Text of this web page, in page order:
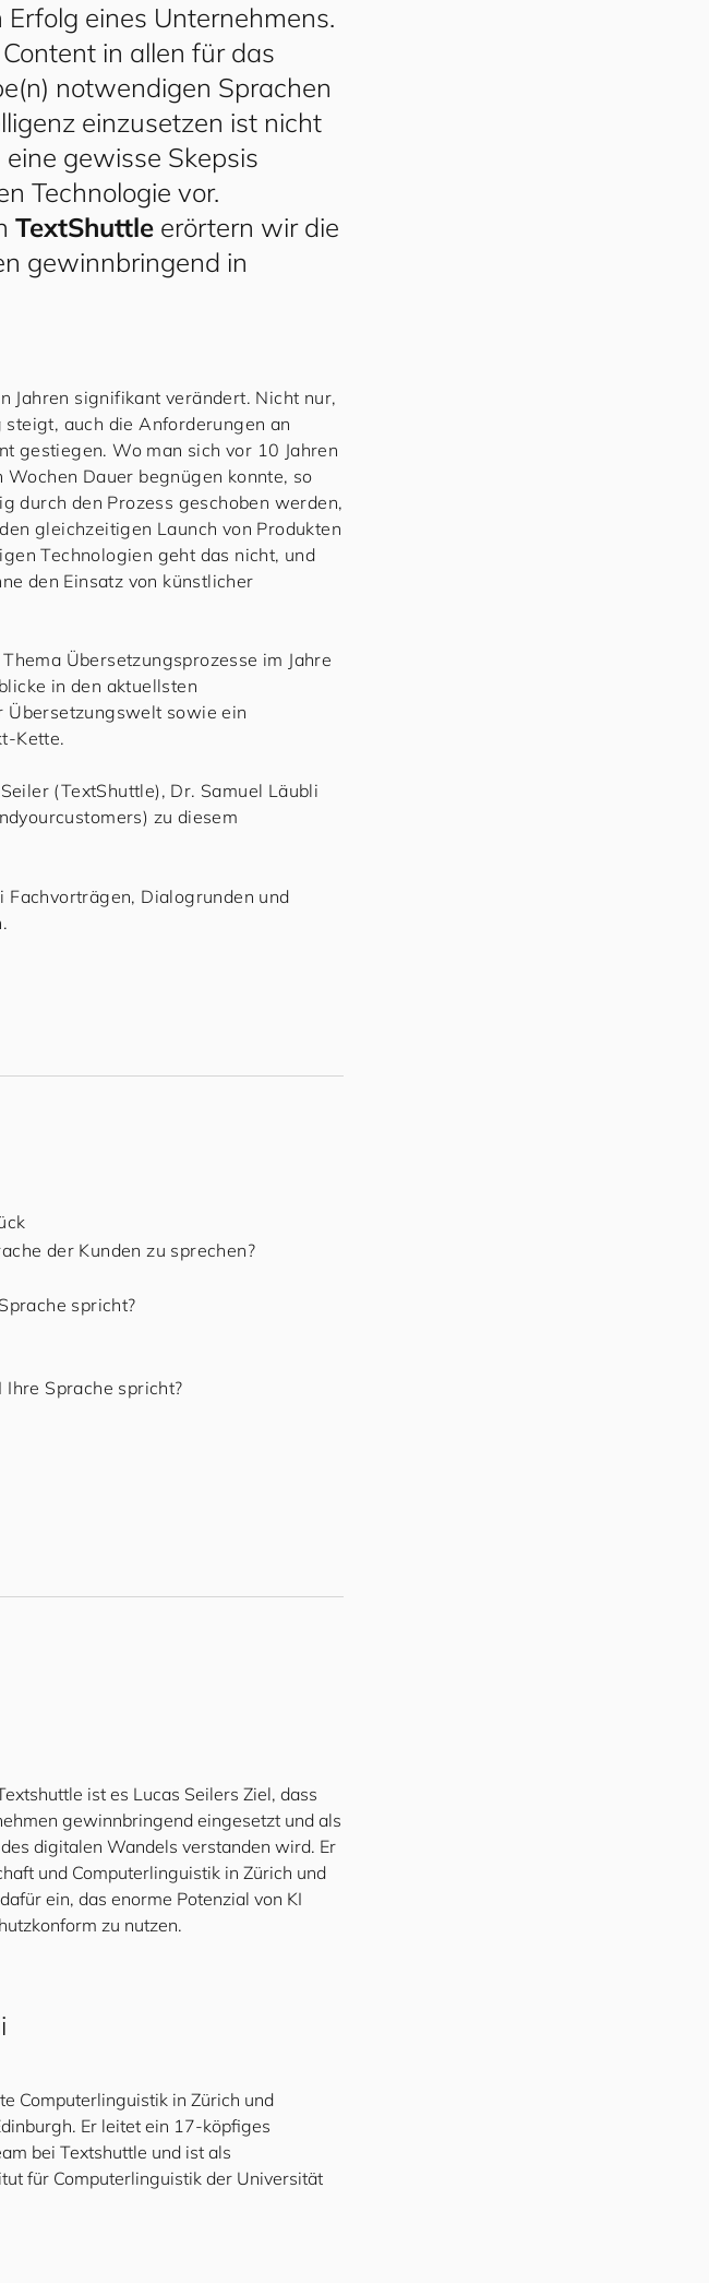
eines Unternehmens.
in allen für das
notwendigen Sprachen
einzusetzen ist nicht
gewisse Skepsis
Technologie vor.
TextShuttleerörtern wir die
gewinnbringend in
Jahren signifikant verändert. Nicht nur,
auch die Anforderungen an
gestiegen. Wo man sich vor 10 Jahren
Dauer begnügen konnte, so
durch den Prozess geschoben werden,
gleichzeitigen Launch von Produkten
Technologien geht das nicht, und
den Einsatz von künstlicher
Übersetzungsprozesse im Jahre
in den aktuellsten
Übersetzungswelt sowie ein
Kette.
(TextShuttle), Dr. Samuel Läubli
yourcustomers) zu diesem
Fachvorträgen, Dialogrunden und
der Kunden zu sprechen?
spricht?
Sprache spricht?
ist es Lucas Seilers Ziel, dass
gewinnbringend eingesetzt und als
digitalen Wandels verstanden wird. Er
und Computerlinguistik in Zürich und
ein, das enorme Potenzial von KI
zu nutzen.
Computerlinguistik in Zürich und
Er leitet ein 17-köpfiges
bei Textshuttle und ist als
für Computerlinguistik der Universität